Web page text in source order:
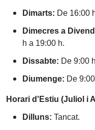
Dimarts: De 16:00
Dimecres a
h a 19:00 h.
Dissabte: De 9:00
Diumenge: De
Horari d'Estiu (Juliol i
Dilluns: Tancat.